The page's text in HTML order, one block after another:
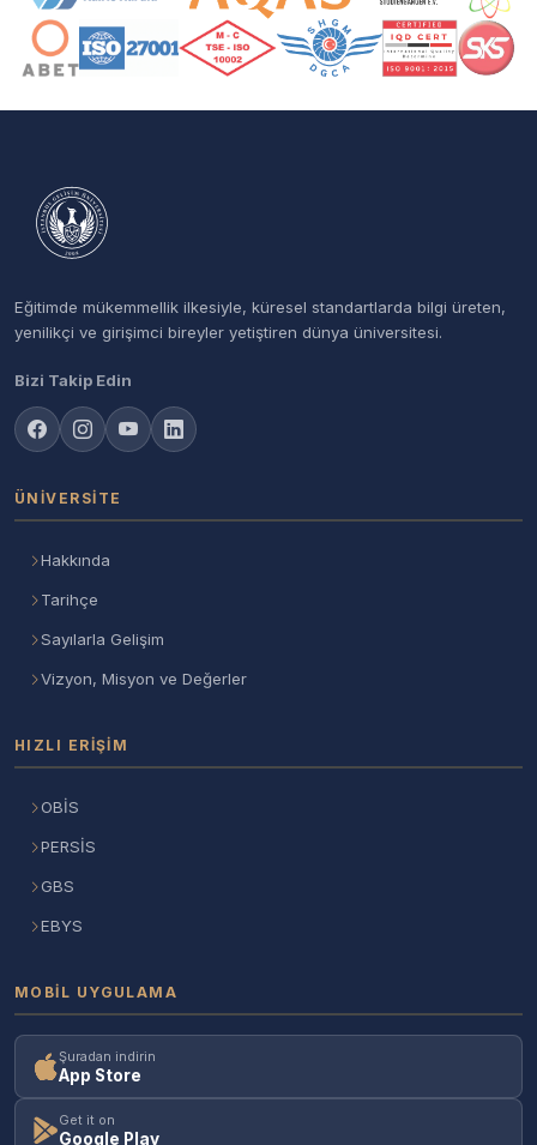
Eğitimde mükemmellik ilkesiyle, küresel standartlarda bilgi üreten,
yenilikçi ve girişimci bireyler yetiştiren dünya üniversitesi.
Bizi Takip Edin
ÜNIVERSITE
Hakkında
Tarihçe
Sayılarla Gelişim
Vizyon, Misyon ve Değerler
HIZLI ERIŞIM
OBİS
PERSİS
GBS
EBYS
MOBIL UYGULAMA
Şuradan indirin
App Store
Get it on
Google Play